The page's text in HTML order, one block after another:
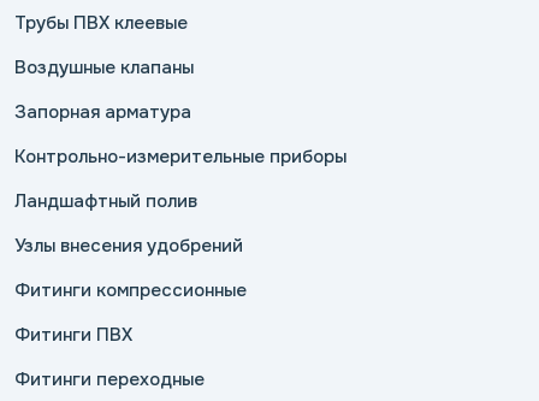
Трубы ПВХ клеевые
Воздушные клапаны
Запорная арматура
Контрольно-измерительные приборы
Ландшафтный полив
Узлы внесения удобрений
Фитинги компрессионные
Фитинги ПВХ
Фитинги переходные